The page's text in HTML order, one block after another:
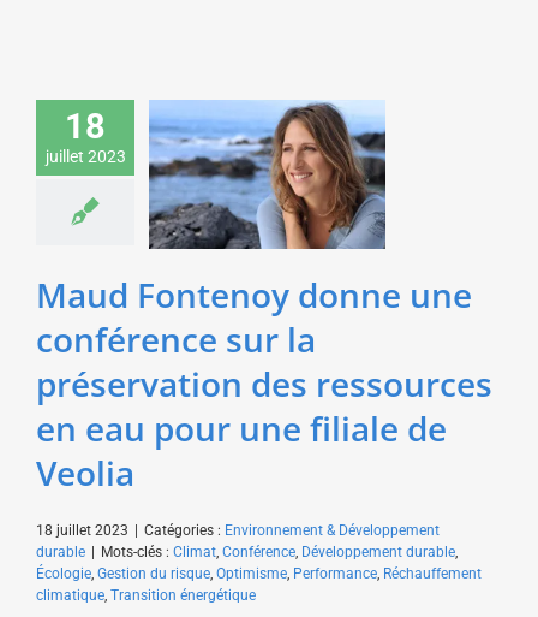
18
juillet 2023
Maud Fontenoy donne
une conférence sur la
préservation des
ressources en eau pour
une filiale de Veolia
Environnement &
Maud Fontenoy donne une
conférence sur la
préservation des ressources
en eau pour une filiale de
Veolia
18 juillet 2023 | Catégories : Environnement & Développement
durable | Mots-clés : Climat Conférence Développement durable
Écologie Gestion du risque Optimisme Performance Réchauffement
climatique Transition énergétique